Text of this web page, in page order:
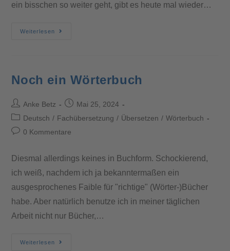
ein bisschen so weiter geht, gibt es heute mal wieder…
Weiterlesen
Noch ein Wörterbuch
Anke Betz
Mai 25, 2024
Deutsch / Fachübersetzung / Übersetzen / Wörterbuch
0 Kommentare
Diesmal allerdings keines in Buchform. Schockierend,
ich weiß, nachdem ich ja bekanntermaßen ein
ausgesprochenes Faible für "richtige" (Wörter-)Bücher
habe. Aber natürlich benutze ich in meiner täglichen
Arbeit nicht nur Bücher,…
Weiterlesen